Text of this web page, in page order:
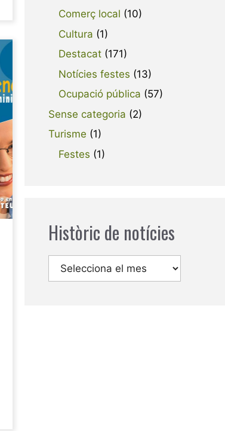
Comerç local (10)
Cultura (1)
Destacat (171)
Notícies festes (13)
Ocupació pública (57)
Sense categoria (2)
Turisme (1)
Festes (1)
Històric de notícies
Arxius